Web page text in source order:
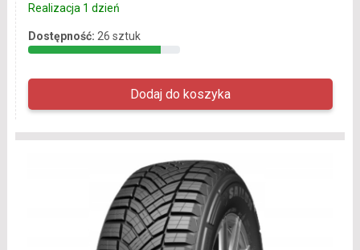
Realizacja 1 dzień
Dostępność: 26 sztuk